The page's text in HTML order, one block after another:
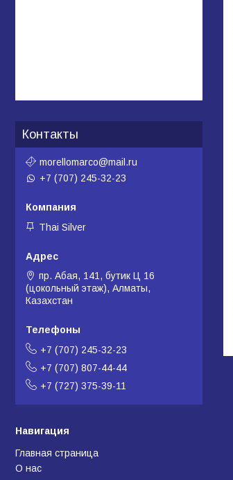
Контакты
morellomarco@mail.ru
+7 (707) 245-32-23
Thai Silver
пр. Абая, 141, бутик Ц 16
(цокольный этаж), Алматы,
Казахстан
+7 (707) 245-32-23
+7 (707) 807-44-44
+7 (727) 375-39-11
Навигация
Главная страница
О нас